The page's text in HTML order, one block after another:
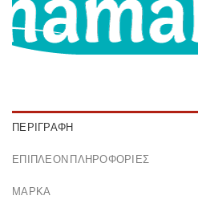
ΠΕΡΙΓΡΑΦΉ
ΕΠΙΠΛΈΟΝ ΠΛΗΡΟΦΟΡΊΕΣ
ΜΆΡΚΑ